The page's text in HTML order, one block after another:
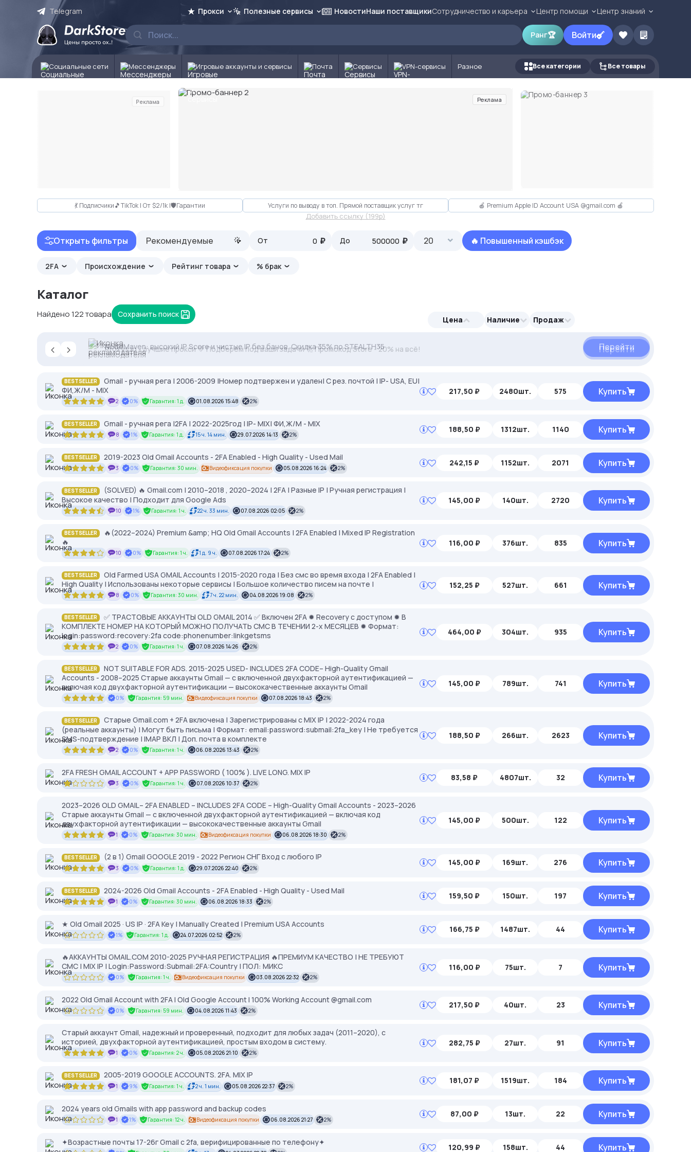
Telegram Прокси Полезные сервисы НовостиНаши поставщикиСотрудничество и карьера Центр помощи Центр знаний
Ранг🏆 Войти
Социальные сети Мессенджеры Игровые аккаунты и сервисы Почта Сервисы VPN-сервисы Разное Все категории Все товары
Реклама Реклама
💃 Подписчики🎵TikTok | От $2/1k |🛡Гарантии Услуги по выводу в топ. Прямой поставщик услуг тг 🍎 Premium Apple ID Account USA @gmail.com 🍎
Добавить ссылку (199p)
Открыть фильтры Рекомендуемые От ₽ До ₽ 20 🔥 Повышенный кэшбэк
2FA Происхождение Рейтинг товара % брак
Каталог
Найдено 122 товара Сохранить поиск
Цена Наличие Продаж
‹ › Proxys.io - лучшие прокси 💚 Подберём под ваши задачи 🚀 Промокод Store - 20% на всё! Перейти
2328.io — прием крипто платежей Перейти
NodeMaven: высокий IP Score и чистые IP без банов. Скидка 35% по STEALTH35 Перейти
BESTSELLER
Gmail - ручная рега | 2006-2009 |Номер подтвержен и удален| С рез. почтой | IP- USA, EU|
ФИ,Ж/М - MIX
2 0% Гарантия: 1 д. 01.08.2026 15:48 2%
217,50 ₽ 2480шт. 575 Купить
BESTSELLER Gmail - ручная рега |2FA | 2022-2025год | IP- MIX| ФИ,Ж/М - MIX
8 1% Гарантия: 1 д. 15 ч. 14 мин. 29.07.2026 14:13 2%
188,50 ₽ 1312шт. 1140 Купить
BESTSELLER 2019-2023 Old Gmail Accounts - 2FA Enabled - High Quality - Used Mail
3 0% Гарантия: 30 мин. Видеофиксация покупки 05.08.2026 16:24 2%
242,15 ₽ 1152шт. 2071 Купить
BESTSELLER
(SOLVED) 🔥 Gmail.com | 2010–2018 , 2020–2024 | 2FA | Разные IP | Ручная регистрация |
Высокое качество | Подходит для Google Ads
10 1% Гарантия: 1 ч. 22 ч. 33 мин. 07.08.2026 02:05 2%
145,00 ₽ 140шт. 2720 Купить
BESTSELLER
🔥(2022–2024) Premium &amp; HQ Old Gmail Accounts | 2FA Enabled | Mixed IP Registration
🔥
10 0% Гарантия: 1 ч. 1 д. 9 ч. 07.08.2026 17:24 2%
116,00 ₽ 376шт. 835 Купить
BESTSELLER
Old Farmed USA GMAIL Accounts | 2015-2020 года | Без смс во время входа | 2FA Enabled |
High Quality | Использованы некоторые сервисы | Большое количество писем на почте |
8 0% Гарантия: 30 мин. 7 ч. 22 мин. 04.08.2026 19:08 2%
152,25 ₽ 527шт. 661 Купить
BESTSELLER
✅ ТРАСТОВЫЕ АККАУНТЫ OLD GMAIL 2014 ✅ Включен 2FA ✹ Recovery с доступом ✹ В
КОМПЛЕКТЕ НОМЕР НА КОТОРЫЙ МОЖНО ПОЛУЧАТЬ СМС В ТЕЧЕНИИ 2-х МЕСЯЦЕВ ✹ Формат:
login:password:recovery:2fa code:phonenumber:linkgetsms
2 0% Гарантия: 1 ч. 07.08.2026 14:26 2%
464,00 ₽ 304шт. 935 Купить
BESTSELLER
NOT SUITABLE FOR ADS. 2015-2025 USED- INCLUDES 2FA CODE– High-Quality Gmail
Accounts - 2008–2025 Старые аккаунты Gmail — с включенной двухфакторной аутентификацией —
включая код двухфакторной аутентификации — высококачественные аккаунты Gmail
0% Гарантия: 59 мин. Видеофиксация покупки 07.08.2026 18:43 2%
145,00 ₽ 789шт. 741 Купить
BESTSELLER
Старые Gmail.com + 2FA включена | Зарегистрированы с MIX IP | 2022-2024 года
(реальные аккаунты) | Могут быть письма | Формат: email:password:submail:2fa_key | Не требуется
SMS-подтверждение | IMAP ВКЛ | Доп. почта в комплекте
2 0% Гарантия: 1 ч. 06.08.2026 13:43 2%
188,50 ₽ 266шт. 2623 Купить
2FA FRESH GMAIL ACCOUNT + APP PASSWORD ( 100% ). LIVE LONG. MIX IP
3 0% Гарантия: 1 ч. 07.08.2026 10:37 2%
83,58 ₽ 4807шт. 32 Купить
2023–2026 OLD GMAIL– 2FA ENABLED – INCLUDES 2FA CODE – High-Quality Gmail Accounts - 2023–2026
Старые аккаунты Gmail — с включенной двухфакторной аутентификацией — включая код
двухфакторной аутентификации — высококачественные аккаунты Gmail
1 0% Гарантия: 30 мин. Видеофиксация покупки 06.08.2026 18:30 2%
145,00 ₽ 500шт. 122 Купить
BESTSELLER (2 в 1) Gmail GOOGLE 2019 - 2022 Регион СНГ Вход с любого IP
3 0% Гарантия: 1 д. 29.07.2026 22:40 2%
145,00 ₽ 169шт. 276 Купить
BESTSELLER 2024-2026 Old Gmail Accounts - 2FA Enabled - High Quality - Used Mail
1 0% Гарантия: 30 мин. 06.08.2026 18:33 2%
159,50 ₽ 150шт. 197 Купить
★ Old Gmail 2025 · US IP · 2FA Key | Manually Created | Premium USA Accounts
1% Гарантия: 1 д. 24.07.2026 02:52 2%
166,75 ₽ 1487шт. 44 Купить
🔥АККАУНТЫ GMAIL.COM 2010-2025 РУЧНАЯ РЕГИСТРАЦИЯ 🔥ПРЕМИУМ КАЧЕСТВО | НЕ ТРЕБУЮТ
СМС | MIX IP | Login:Password:Submail:2FA:Country | ПОЛ: МИКС
0% Гарантия: 1 ч. Видеофиксация покупки 03.08.2026 22:32 2%
116,00 ₽ 75шт. 7 Купить
2022 Old Gmail Account with 2FA I Old Google Account I 100% Working Account @gmail.com
0% Гарантия: 59 мин. 04.08.2026 11:43 2%
217,50 ₽ 40шт. 23 Купить
Старый аккаунт Gmail, надежный и проверенный, подходит для любых задач (2011–2020), с
историей, двухфакторной аутентификацией, простым входом в систему.
1 0% Гарантия: 2 ч. 05.08.2026 21:10 2%
282,75 ₽ 27шт. 91 Купить
BESTSELLER 2005-2019 GOOGLE ACCOUNTS. 2FA. MIX IP
1 9% Гарантия: 1 ч. 2 ч. 1 мин. 05.08.2026 22:37 2%
181,07 ₽ 1519шт. 184 Купить
2024 years old Gmails with app password and backup codes
1 1% Гарантия: 12 ч. Видеофиксация покупки 06.08.2026 21:27 2%
87,00 ₽ 13шт. 22 Купить
✦Возрастные почты 17-26г Gmail с 2fa, верифицированные по телефону✦
120,99 ₽ 158шт. 44 Купить